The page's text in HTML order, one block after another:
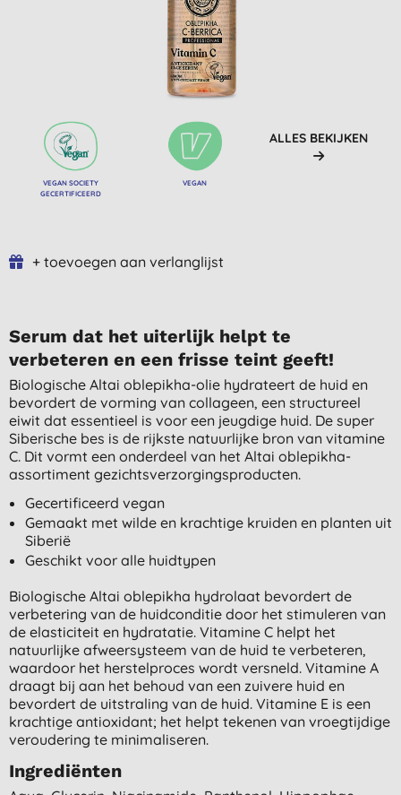
VEGAN SOCIETY
GECERTIFICEERD
VEGAN
ALLES BEKIJKEN
+ toevoegen aan verlanglijst
Serum dat het uiterlijk helpt te
verbeteren en een frisse teint geeft!
Biologische Altai oblepikha-olie hydrateert de huid en
bevordert de vorming van collageen, een structureel
eiwit dat essentieel is voor een jeugdige huid. De super
Siberische bes is de rijkste natuurlijke bron van vitamine
C. Dit vormt een onderdeel van het Altai oblepikha-
assortiment gezichtsverzorgingsproducten.
Gecertificeerd vegan
Gemaakt met wilde en krachtige kruiden en planten uit
Siberië
Geschikt voor alle huidtypen
Biologische Altai oblepikha hydrolaat bevordert de
verbetering van de huidconditie door het stimuleren van
de elasticiteit en hydratatie. Vitamine C helpt het
natuurlijke afweersysteem van de huid te verbeteren,
waardoor het herstelproces wordt versneld. Vitamine A
draagt bij aan het behoud van een zuivere huid en
bevordert de uitstraling van de huid. Vitamine E is een
krachtige antioxidant; het helpt tekenen van vroegtijdige
veroudering te minimaliseren.
Ingrediënten